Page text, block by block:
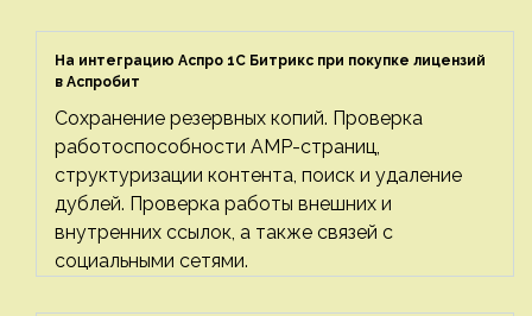
На интеграцию Аспро 1С Битрикс при покупке лицензий
в Аспробит
Сохранение резервных копий. Проверка
работоспособности AMP-страниц,
структуризации контента, поиск и удаление
дублей. Проверка работы внешних и
внутренних ссылок, а также связей с
социальными сетями.